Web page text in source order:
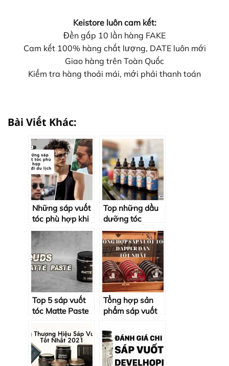
Keistore luôn cam kết:
Đền gấp 10 lần hàng FAKE
Cam kết 100% hàng chất lượng, DATE luôn mới
Giao hàng trên Toàn Quốc
Kiểm tra hàng thoải mái, mới phải thanh toán
Bài Viết Khác:
Những sáp vuốt
tóc phù hợp khi
đi du lịch [top 5]
Top những dầu
dưỡng tóc
argan oil tốt
nhất
Top 5 sáp vuốt
tóc Matte Paste
Tổng hợp sản
phẩm sáp vuốt
tốt nhất